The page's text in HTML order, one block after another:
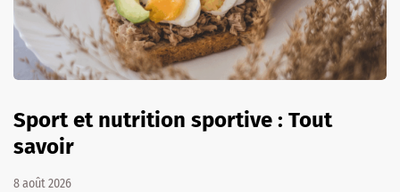
Sport et nutrition sportive : Tout
savoir
8 août 2026